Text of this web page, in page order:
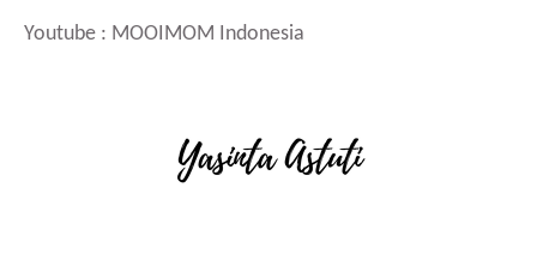
Youtube : MOOIMOM Indonesia